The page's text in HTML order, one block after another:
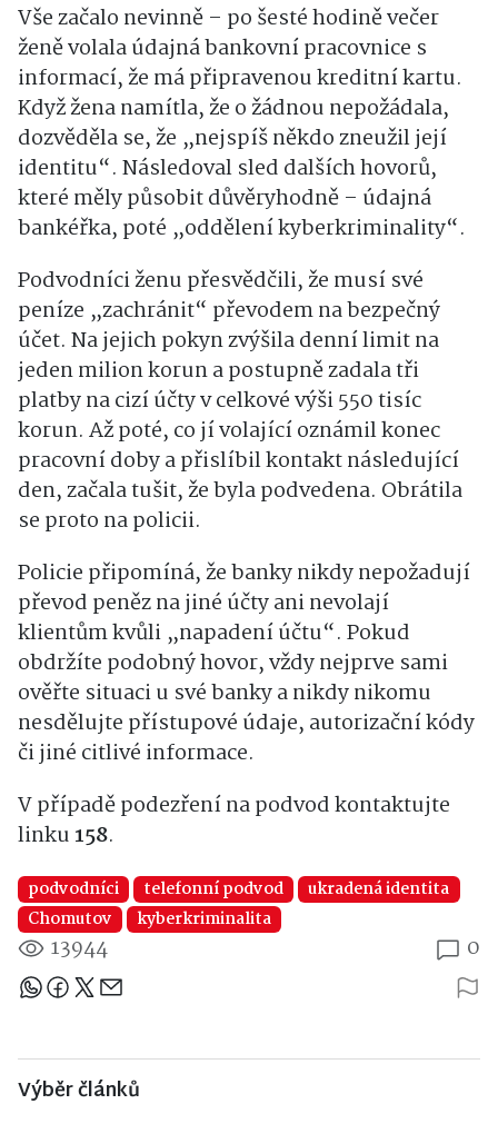
Vše začalo nevinně – po šesté hodině večer
ženě volala údajná bankovní pracovnice s
informací, že má připravenou kreditní kartu.
Když žena namítla, že o žádnou nepožádala,
dozvěděla se, že „nejspíš někdo zneužil její
identitu“. Následoval sled dalších hovorů,
které měly působit důvěryhodně – údajná
bankéřka, poté „oddělení kyberkriminality“.
Podvodníci ženu přesvědčili, že musí své
peníze „zachránit“ převodem na bezpečný
účet. Na jejich pokyn zvýšila denní limit na
jeden milion korun a postupně zadala tři
platby na cizí účty v celkové výši 550 tisíc
korun. Až poté, co jí volající oznámil konec
pracovní doby a přislíbil kontakt následující
den, začala tušit, že byla podvedena. Obrátila
se proto na policii.
Policie připomíná, že banky nikdy nepožadují
převod peněz na jiné účty ani nevolají
klientům kvůli „napadení účtu“. Pokud
obdržíte podobný hovor, vždy nejprve sami
ověřte situaci u své banky a nikdy nikomu
nesdělujte přístupové údaje, autorizační kódy
či jiné citlivé informace.
V případě podezření na podvod kontaktujte
linku 158.
podvodníci telefonní podvod
ukradená identita
Chomutov
kyberkriminalita
13944 0
Sdílejte článek
Výběr článků